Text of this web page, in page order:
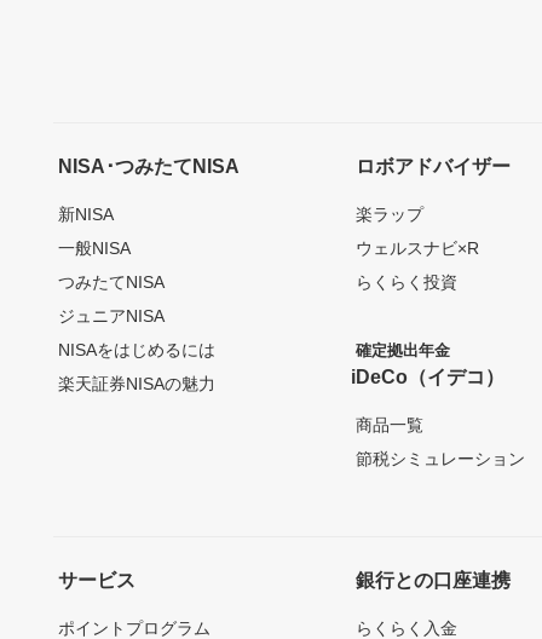
NISA･つみたてNISA
新NISA
一般NISA
つみたてNISA
ジュニアNISA
NISAをはじめるには
楽天証券NISAの魅力
ロボアドバイザー
楽ラップ
ウェルスナビ×R
らくらく投資
確定拠出年金
iDeCo（イデコ）
商品一覧
節税シミュレーション
サービス
ポイントプログラム
銀行との口座連携
らくらく入金